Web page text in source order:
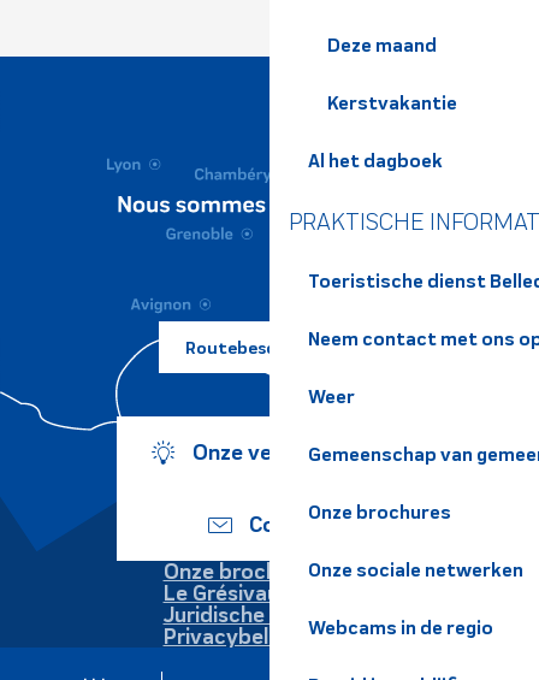
Deze maand
Kerstvakantie
Al het dagboek
PRAKTISCHE
Toeristische dienst
Neem contact met ons
Weer
Gemeenschap van
Onze brochures
Onze sociale netwerken
Webcams in de regio
Routebeschrijving ?
Onze verplichtingen
Contact
Onze brochures
Le Grésivaudan
Juridische informatie
Privacybeleid